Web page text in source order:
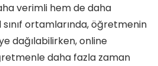
verimli hem de daha
sınıf ortamlarında, öğretmenin
dağılabilirken, online
daha fazla zaman